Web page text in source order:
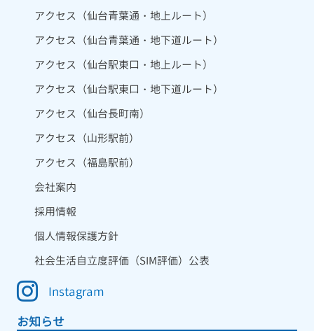
アクセス（仙台青葉通・地上ルート）
アクセス（仙台青葉通・地下道ルート）
アクセス（仙台駅東口・地上ルート）
アクセス（仙台駅東口・地下道ルート）
アクセス（仙台長町南）
アクセス（山形駅前）
アクセス（福島駅前）
会社案内
採用情報
個人情報保護方針
社会生活自立度評価（SIM評価）公表
Instagram
お知らせ